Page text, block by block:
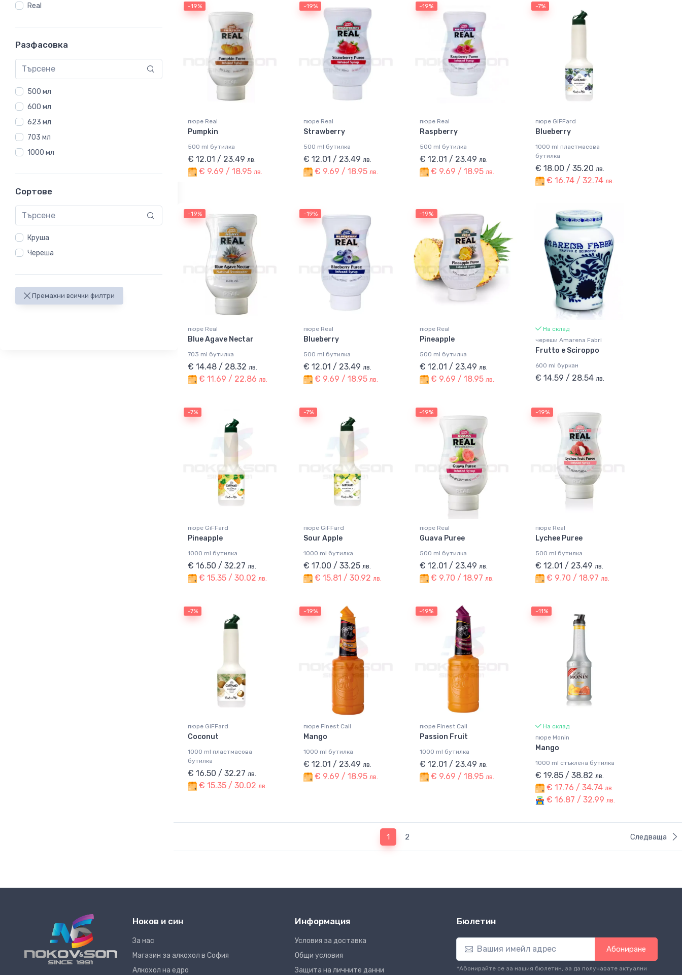
Real
Разфасовка
500 мл
600 мл
623 мл
703 мл
1000 мл
Сортове
Круша
Череша
Премахни всички филтри
-19%
пюре Real
Pumpkin
500 ml бутилка
€ 12.01 / 23.49 лв.
€ 9.69 / 18.95 лв.
-19%
пюре Real
Strawberry
500 ml бутилка
€ 12.01 / 23.49лв.
€ 9.69 / 18.95лв.
-19%
пюре Real
Raspberry
500 ml бутилка
€ 12.01 / 23.49 лв.
€ 9.69 / 18.95 лв.
-7%
пюре GiFFard
Blueberry
1000 ml пластмасова
бутилка
€ 18.00 / 35.20лв.
€ 16.74 / 32.74лв.
-19%
пюре Real
Blue Agave Nectar
703 ml бутилка
€ 14.48 / 28.32 лв.
€ 11.69 / 22.86 лв.
-19%
пюре Real
Blueberry
500 ml бутилка
€ 12.01 / 23.49лв.
€ 9.69 / 18.95лв.
-19%
пюре Real
Pineapple
500 ml бутилка
€ 12.01 / 23.49 лв.
€ 9.69 / 18.95 лв.
На склад
череши Amarena Fabri
Frutto e Sciroppo
600 ml буркан
€ 14.59 / 28.54лв.
-7%
пюре GiFFard
Pineapple
1000 ml бутилка
€ 16.50 / 32.27 лв.
€ 15.35 / 30.02 лв.
-7%
пюре GiFFard
Sour Apple
1000 ml бутилка
€ 17.00 / 33.25лв.
€ 15.81 / 30.92лв.
-19%
пюре Real
Guava Puree
500 ml бутилка
€ 12.01 / 23.49 лв.
€ 9.70 / 18.97 лв.
-19%
пюре Real
Lychee Puree
500 ml бутилка
€ 12.01 / 23.49лв.
€ 9.70 / 18.97лв.
-7%
пюре GiFFard
Coconut
1000 ml пластмасова
бутилка
€ 16.50 / 32.27 лв.
€ 15.35 / 30.02 лв.
-19%
пюре Finest Call
Mango
1000 ml бутилка
€ 12.01 / 23.49лв.
€ 9.69 / 18.95лв.
-19%
пюре Finest Call
Passion Fruit
1000 ml бутилка
€ 12.01 / 23.49 лв.
€ 9.69 / 18.95 лв.
-11%
На склад
пюре Monin
Mango
1000 ml стъклена бутилка
€ 19.85 / 38.82лв.
€ 17.76 / 34.74лв.
€ 16.87 / 32.99лв.
1(current)
2 Следваща
Ноков и син
За нас
Магазин за алкохол в София
Алкохол на едро
Информация
Условия за доставка
Общи условия
Защита на личните данни
Бюлетин
Абониране
*Абонирайте се за нашия бюлетин, за да получавате актуални